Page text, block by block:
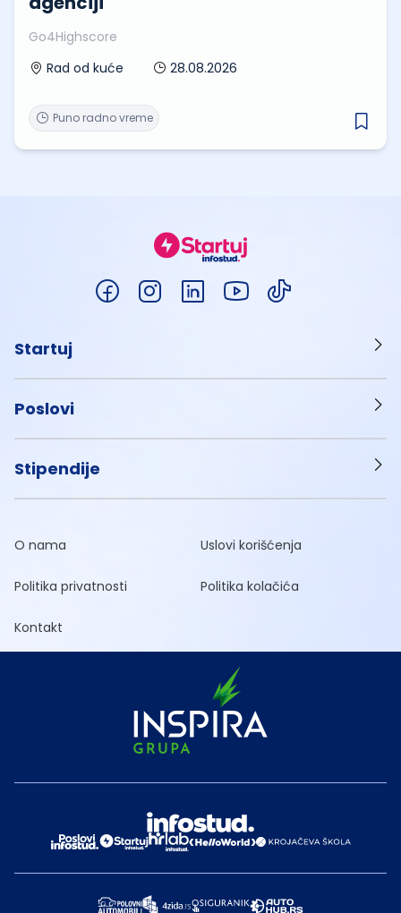
Go4Highscore
Rad od kuće
28.08.2026
Puno radno vreme
Startuj
Poslovi
Stipendije
O nama Uslovi korišćenja
Politika privatnosti Politika kolačića
Kontakt